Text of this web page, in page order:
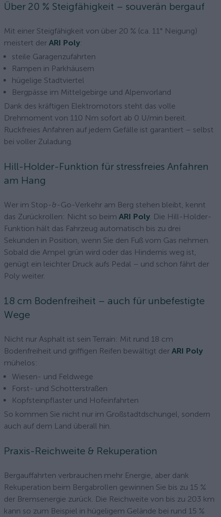
Über 20 % Steigfähigkeit – souverän bergauf
Mit einer Steigfähigkeit von über 20 % (ca. 11° Neigung)
meistert der ARI Poly:
steile Garagenzufahrten
Rampen in Parkhäusern
hügelige Stadtviertel
Bergpässe im Mittelgebirge und Alpenvorland
Dank des kräftigen Elektromotors steht das volle
Drehmoment von 110 Nm sofort ab 0 U/min bereit.
Ruckfreies Anfahren auf jedem Gefälle ist garantiert – selbst
bei voller Zuladung.
Hill-Holder-Funktion für stressfreies Anfahren
am Hang
Wer im Stop-&-Go-Verkehr am Berg stehen bleibt, kennt
das Zurückrollen: Nicht so beim ARI Poly. Die Hill-Holder-
Funktion hält das Fahrzeug automatisch bis zu drei
Sekunden in Position, wenn Sie den Fuß vom Gas nehmen.
Sobald die Ampel grün wird oder das Hindernis weg ist,
genügt ein leichter Druck aufs Pedal – und schon fährt der
Poly weiter.
18 cm Bodenfreiheit – auch für unbefestigte
Wege
Nicht nur Asphalt ist sein Terrain: Mit rund 18 cm
Bodenfreiheit und griffigen Reifen bewältigt der ARI Poly
mühelos:
Wiesen- und Feldwege
Forst- und Schotterstraßen
Kopfsteinpflaster und Hofeinfahrten
So kommen Sie nicht nur im Großstadtdschungel, sondern
auch auf dem Land überall hin.
Praxis-Reichweite & Rekuperation
Bergauffahrten verbrauchen mehr Energie, aber dank
Rekuperation beim Bergabrollen gewinnen Sie bis zu 15 %
der Bremsenergie zurück. Die Reichweite von bis zu 203 km
kann so zum Beispiel in hügeligem Gelände bei rund 15 %